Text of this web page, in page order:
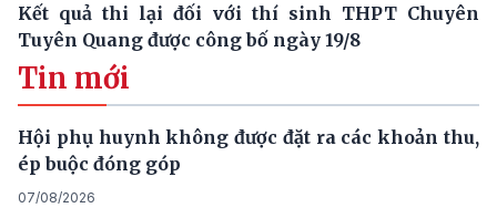
Kết quả thi lại đối với thí sinh THPT Chuyên
Tuyên Quang được công bố ngày 19/8
Tin mới
Hội phụ huynh không được đặt ra các khoản thu,
ép buộc đóng góp
07/08/2026